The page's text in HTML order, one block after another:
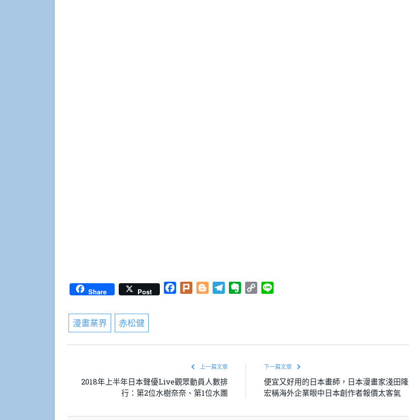
Share Post Facebook
Plurk BloggerTelegramEvernote
Copy
漫畫業界 赤松健
上一篇文章
2018年上半年日本聲優Live觀眾動員人數排
行：第2位水樹奈奈、第1位水團
下一篇文章
便宜又好用的日本畫師，日本漫畫家淺田隆
宏稱海外企業眼中日本創作者報價太客氣